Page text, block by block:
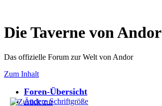
Die Taverne von Andor
Das offizielle Forum zur Welt von Andor
Zum Inhalt
Foren-Übersicht
Ändere Schriftgröße